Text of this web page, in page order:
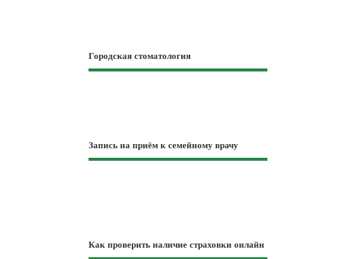
Городская стоматология
Запись на приём к семейному врачу
Как проверить наличие страховки онлайн